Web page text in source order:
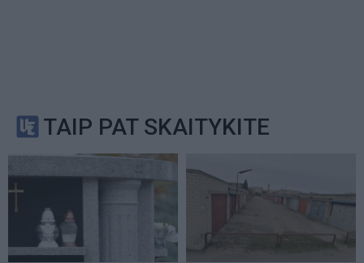
TAIP PAT SKAITYKITE